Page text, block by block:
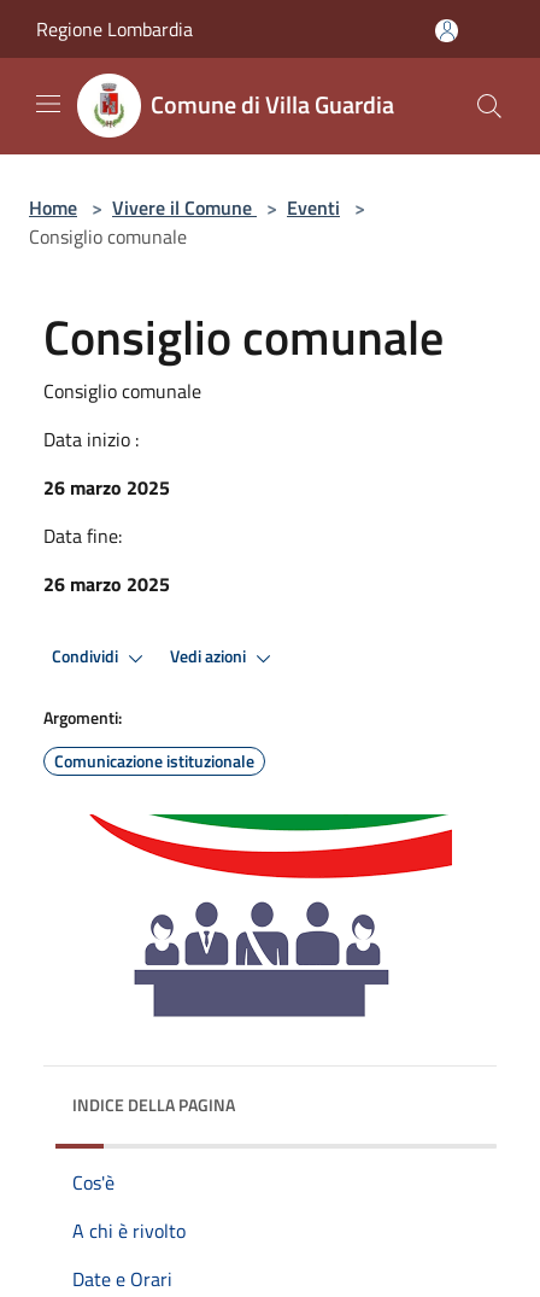
Regione Lombardia
Comune di Villa Guardia
Home > Vivere il Comune > Eventi >
Consiglio comunale
Consiglio comunale
Consiglio comunale
Data inizio :
26 marzo 2025
Data fine:
26 marzo 2025
Condividi Vedi azioni
Argomenti:
Comunicazione istituzionale
INDICE DELLA PAGINA
Cos'è
A chi è rivolto
Date e Orari